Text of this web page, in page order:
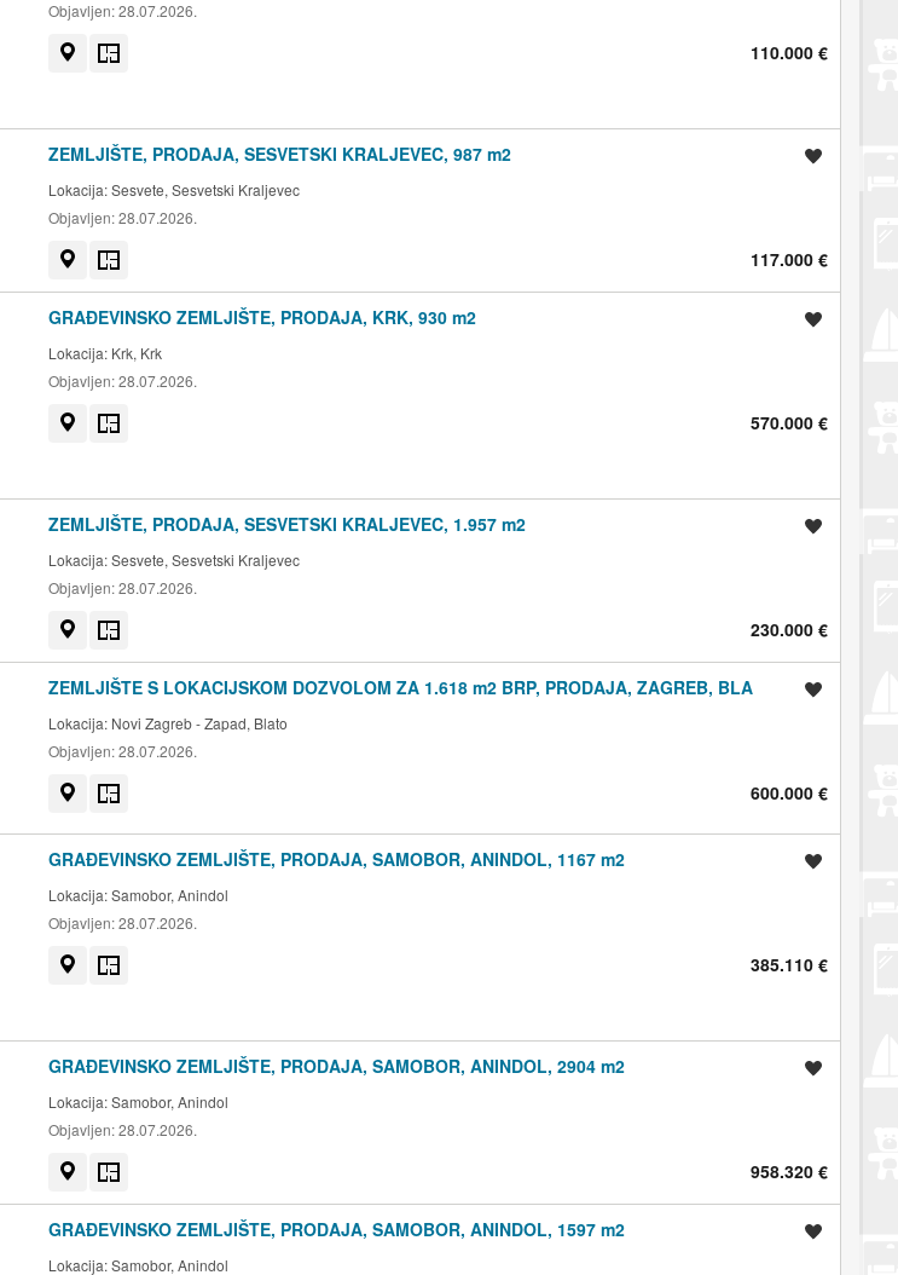
Objavljen:28.07.2026.
110.000 €
ZEMLJIŠTE, PRODAJA, SESVETSKI KRALJEVEC, 987 m2
Lokacija:Sesvete, Sesvetski Kraljevec
Objavljen:28.07.2026.
117.000 €
GRAĐEVINSKO ZEMLJIŠTE, PRODAJA, KRK, 930 m2
Lokacija: Krk, Krk
Objavljen:28.07.2026.
570.000 €
ZEMLJIŠTE, PRODAJA, SESVETSKI KRALJEVEC, 1.957 m2
Lokacija:Sesvete, Sesvetski Kraljevec
Objavljen:28.07.2026.
230.000 €
ZEMLJIŠTE S LOKACIJSKOM DOZVOLOM ZA 1.618 m2 BRP, PRODAJA, ZAGREB, BLA
Lokacija: Novi Zagreb - Zapad, Blato
Objavljen:28.07.2026.
600.000 €
GRAĐEVINSKO ZEMLJIŠTE, PRODAJA, SAMOBOR, ANINDOL, 1167 m2
Lokacija:Samobor, Anindol
Objavljen:28.07.2026.
385.110 €
GRAĐEVINSKO ZEMLJIŠTE, PRODAJA, SAMOBOR, ANINDOL, 2904 m2
Lokacija:Samobor, Anindol
Objavljen:28.07.2026.
958.320 €
GRAĐEVINSKO ZEMLJIŠTE, PRODAJA, SAMOBOR, ANINDOL, 1597 m2
Lokacija:Samobor, Anindol